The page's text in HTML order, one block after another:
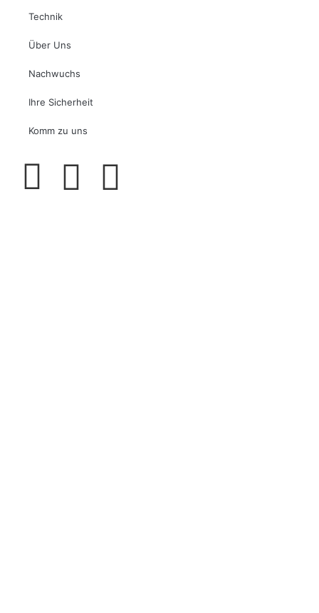
Technik
Über Uns
Nachwuchs
Ihre Sicherheit
Komm zu uns